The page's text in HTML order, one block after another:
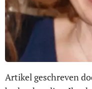
Artikel geschreven